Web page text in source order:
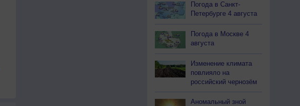
Погода в Санкт-
Петербурге 4 августа
Погода в Москве 4
августа
Изменение климата
повлияло на
российский чернозём
Аномальный зной